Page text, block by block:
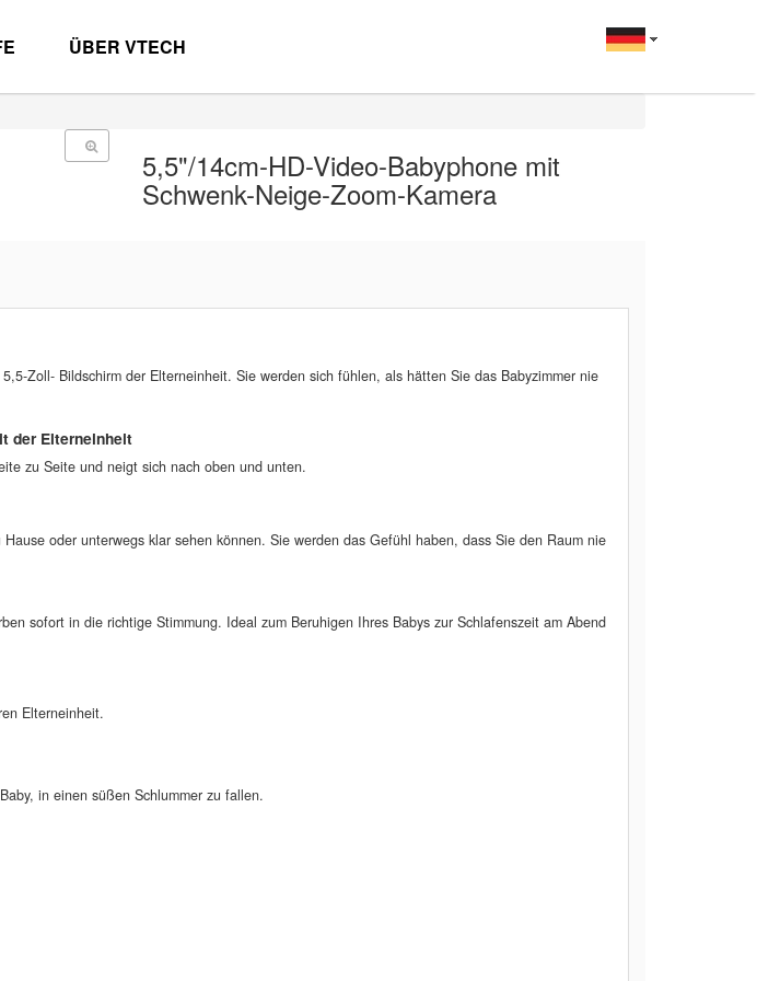
ÜBER VTECH
5,5"/14cm-HD-Video-Babyphone mit
Schwenk-Neige-Zoom-Kamera
Zoll- Bildschirm der Elterneinheit. Sie werden sich fühlen, als hätten Sie das Babyzimmer nie
der Elterneinheit
zu Seite und neigt sich nach oben und unten.
oder unterwegs klar sehen können. Sie werden das Gefühl haben, dass Sie den Raum nie
sofort in die richtige Stimmung. Ideal zum Beruhigen Ihres Babys zur Schlafenszeit am Abend
Elterneinheit.
in einen süßen Schlummer zu fallen.